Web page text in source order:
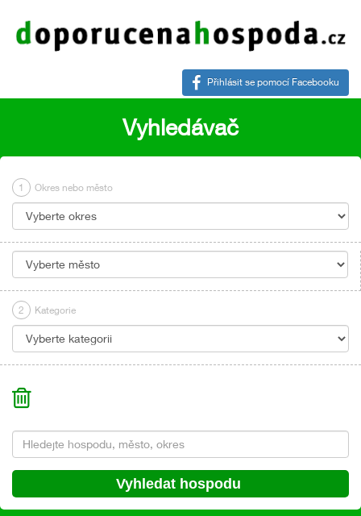
Přihlásit se pomocí Facebooku
Vyhledávač
1 Okres nebo město
2 Kategorie